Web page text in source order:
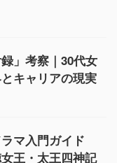
」考察｜30代女
キャリアの現実
マ入門ガイド
王・太王四神記